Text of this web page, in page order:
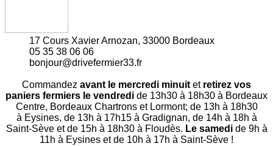
17 Cours Xavier Arnozan, 33000 Bordeaux
05 35 38 06 06
bonjour@drivefermier33.fr
Commandez avant le mercredi minuit et retirez vos
paniers fermiers le vendredi de 13h30 à 18h30 à Bordeaux
Centre, Bordeaux Chartrons et Lormont; de 13h à 18h30
à Eysines, de 13h à 17h15 à Gradignan, de 14h à 18h à
Saint-Sève et de 15h à 18h30 à Floudès. Le samedi de 9h à
11h à Eysines et de 10h à 17h à Saint-Sève !